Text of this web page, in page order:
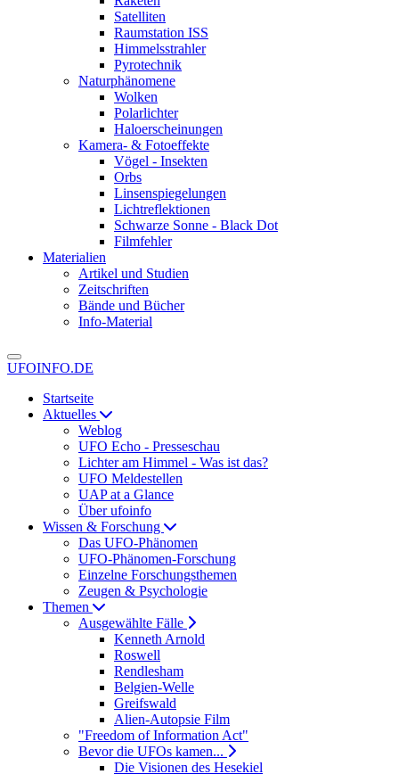
Satelliten
Raumstation ISS
Himmelsstrahler
Pyrotechnik
Naturphänomene
Wolken
Polarlichter
Haloerscheinungen
Kamera- & Fotoeffekte
Vögel - Insekten
Orbs
Linsenspiegelungen
Lichtreflektionen
Schwarze Sonne - Black Dot
Filmfehler
Materialien
Artikel und Studien
Zeitschriften
Bände und Bücher
Info-Material
UFOINFO.DE
Startseite
Aktuelles
Weblog
UFO Echo - Presseschau
Lichter am Himmel - Was ist das?
UFO Meldestellen
UAP at a Glance
Über ufoinfo
Wissen & Forschung
Das UFO-Phänomen
UFO-Phänomen-Forschung
Einzelne Forschungsthemen
Zeugen & Psychologie
Themen
Ausgewählte Fälle
Kenneth Arnold
Roswell
Rendlesham
Belgien-Welle
Greifswald
Alien-Autopsie Film
"Freedom of Information Act"
Bevor die UFOs kamen...
Die Visionen des Hesekiel